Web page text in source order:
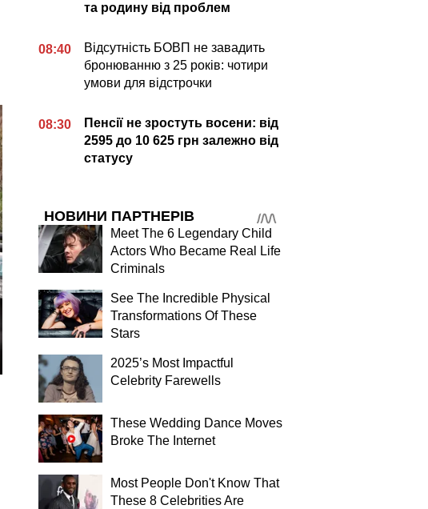
та родину від проблем
08:40
Відсутність БОВП не завадить
бронюванню з 25 років: чотири
умови для відстрочки
08:30
Пенсії не зростуть восени: від
2595 до 10 625 грн залежно від
статусу
НОВИНИ ПАРТНЕРІВ
Meet The 6 Legendary Child
Actors Who Became Real Life
Criminals
See The Incredible Physical
Transformations Of These
Stars
2025’s Most Impactful
Celebrity Farewells
These Wedding Dance Moves
Broke The Internet
Most People Don't Know That
These 8 Celebrities Are